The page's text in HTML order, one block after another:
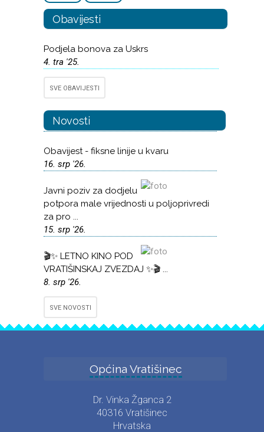
Obavijesti
Podjela bonova za Uskrs
4. tra '25.
SVE OBAVIJESTI
Novosti
Obavijest - fiksne linije u kvaru
16. srp '26.
Javni poziv za dodjelu
potpora male vrijednosti u poljoprivredi
za pro ...
15. srp '26.
🎬✨ LETNO KINO POD
VRATIŠINSKAJ ZVEZDAJ ✨🎬 ...
8. srp '26.
SVE NOVOSTI
Općina Vratišinec
Dr. Vinka Žganca 2
40316 Vratišinec
Hrvatska